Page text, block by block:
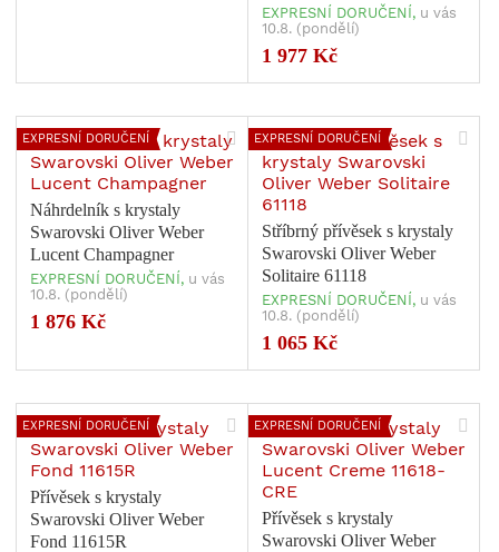
EXPRESNÍ DORUČENÍ, u vás
10.8. (pondělí)
1 977 Kč
EXPRESNÍ DORUČENÍ
Náhrdelník s krystaly
Swarovski Oliver Weber
Lucent Champagner
EXPRESNÍ DORUČENÍ, u vás
10.8. (pondělí)
1 876 Kč
EXPRESNÍ DORUČENÍ
Stříbrný přívěsek s krystaly
Swarovski Oliver Weber
Solitaire 61118
EXPRESNÍ DORUČENÍ, u vás
10.8. (pondělí)
1 065 Kč
EXPRESNÍ DORUČENÍ
Přívěsek s krystaly
Swarovski Oliver Weber
Fond 11615R
EXPRESNÍ DORUČENÍ
Přívěsek s krystaly
Swarovski Oliver Weber